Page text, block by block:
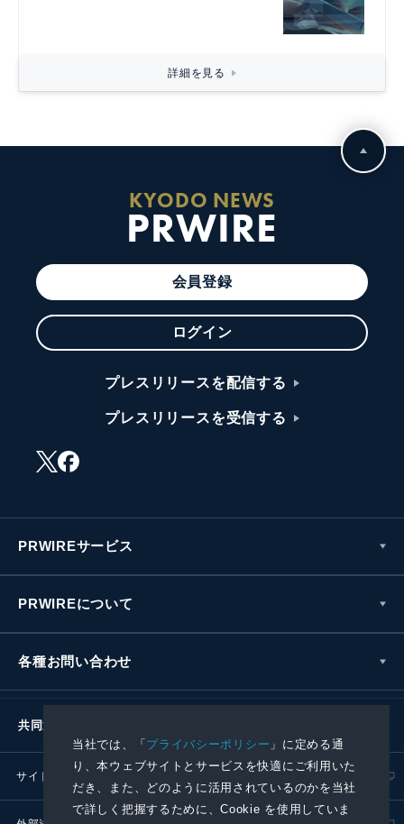
当社では、「プライバシーポリシー 」に定める通
り、本ウェブサイトとサービスを快適にご利用いた
だき、また、どのように活用されているのかを当社
で詳しく把握するために、Cookie を使用していま
詳細を見る
KYODO NEWS
PRWIRE
会員登録
ログイン
プレスリリースを配信する
プレスリリースを受信する
PRWIREサービス
PRWIREについて
各種お問い合わせ
共同通信社グループ
サイトポリシー